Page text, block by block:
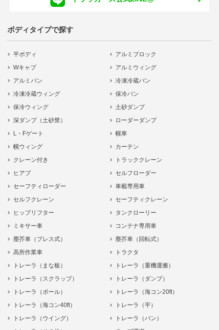
ボディタイプで探す
平ボディ
アルミブロック
Wキャブ
アルミウィング
アルミバン
冷凍冷蔵バン
冷凍冷蔵ウィング
保冷バン
保冷ウィング
土砂ダンプ
深ダンプ（土砂禁）
ローダーダンプ
L・Fゲート
幌車
幌ウィング
カーテン
クレーン付き
トラッククレーン
ヒアブ
セルフローダー
セーフティローダー
車載専用車
セルフクレーン
セーフティクレーン
ヒップリフター
タンクローリー
ミキサー車
コンテナ専用車
塵芥車（プレス式）
塵芥車（回転式）
高所作業車
トラクタ
トレーラ（まな板）
トレーラ（重機運搬）
トレーラ（スクラップ）
トレーラ（ダンプ）
トレーラ（ポール）
トレーラ（海コン20ft）
トレーラ（海コン40ft）
トレーラ（平）
トレーラ（ウイング）
トレーラ（バン）